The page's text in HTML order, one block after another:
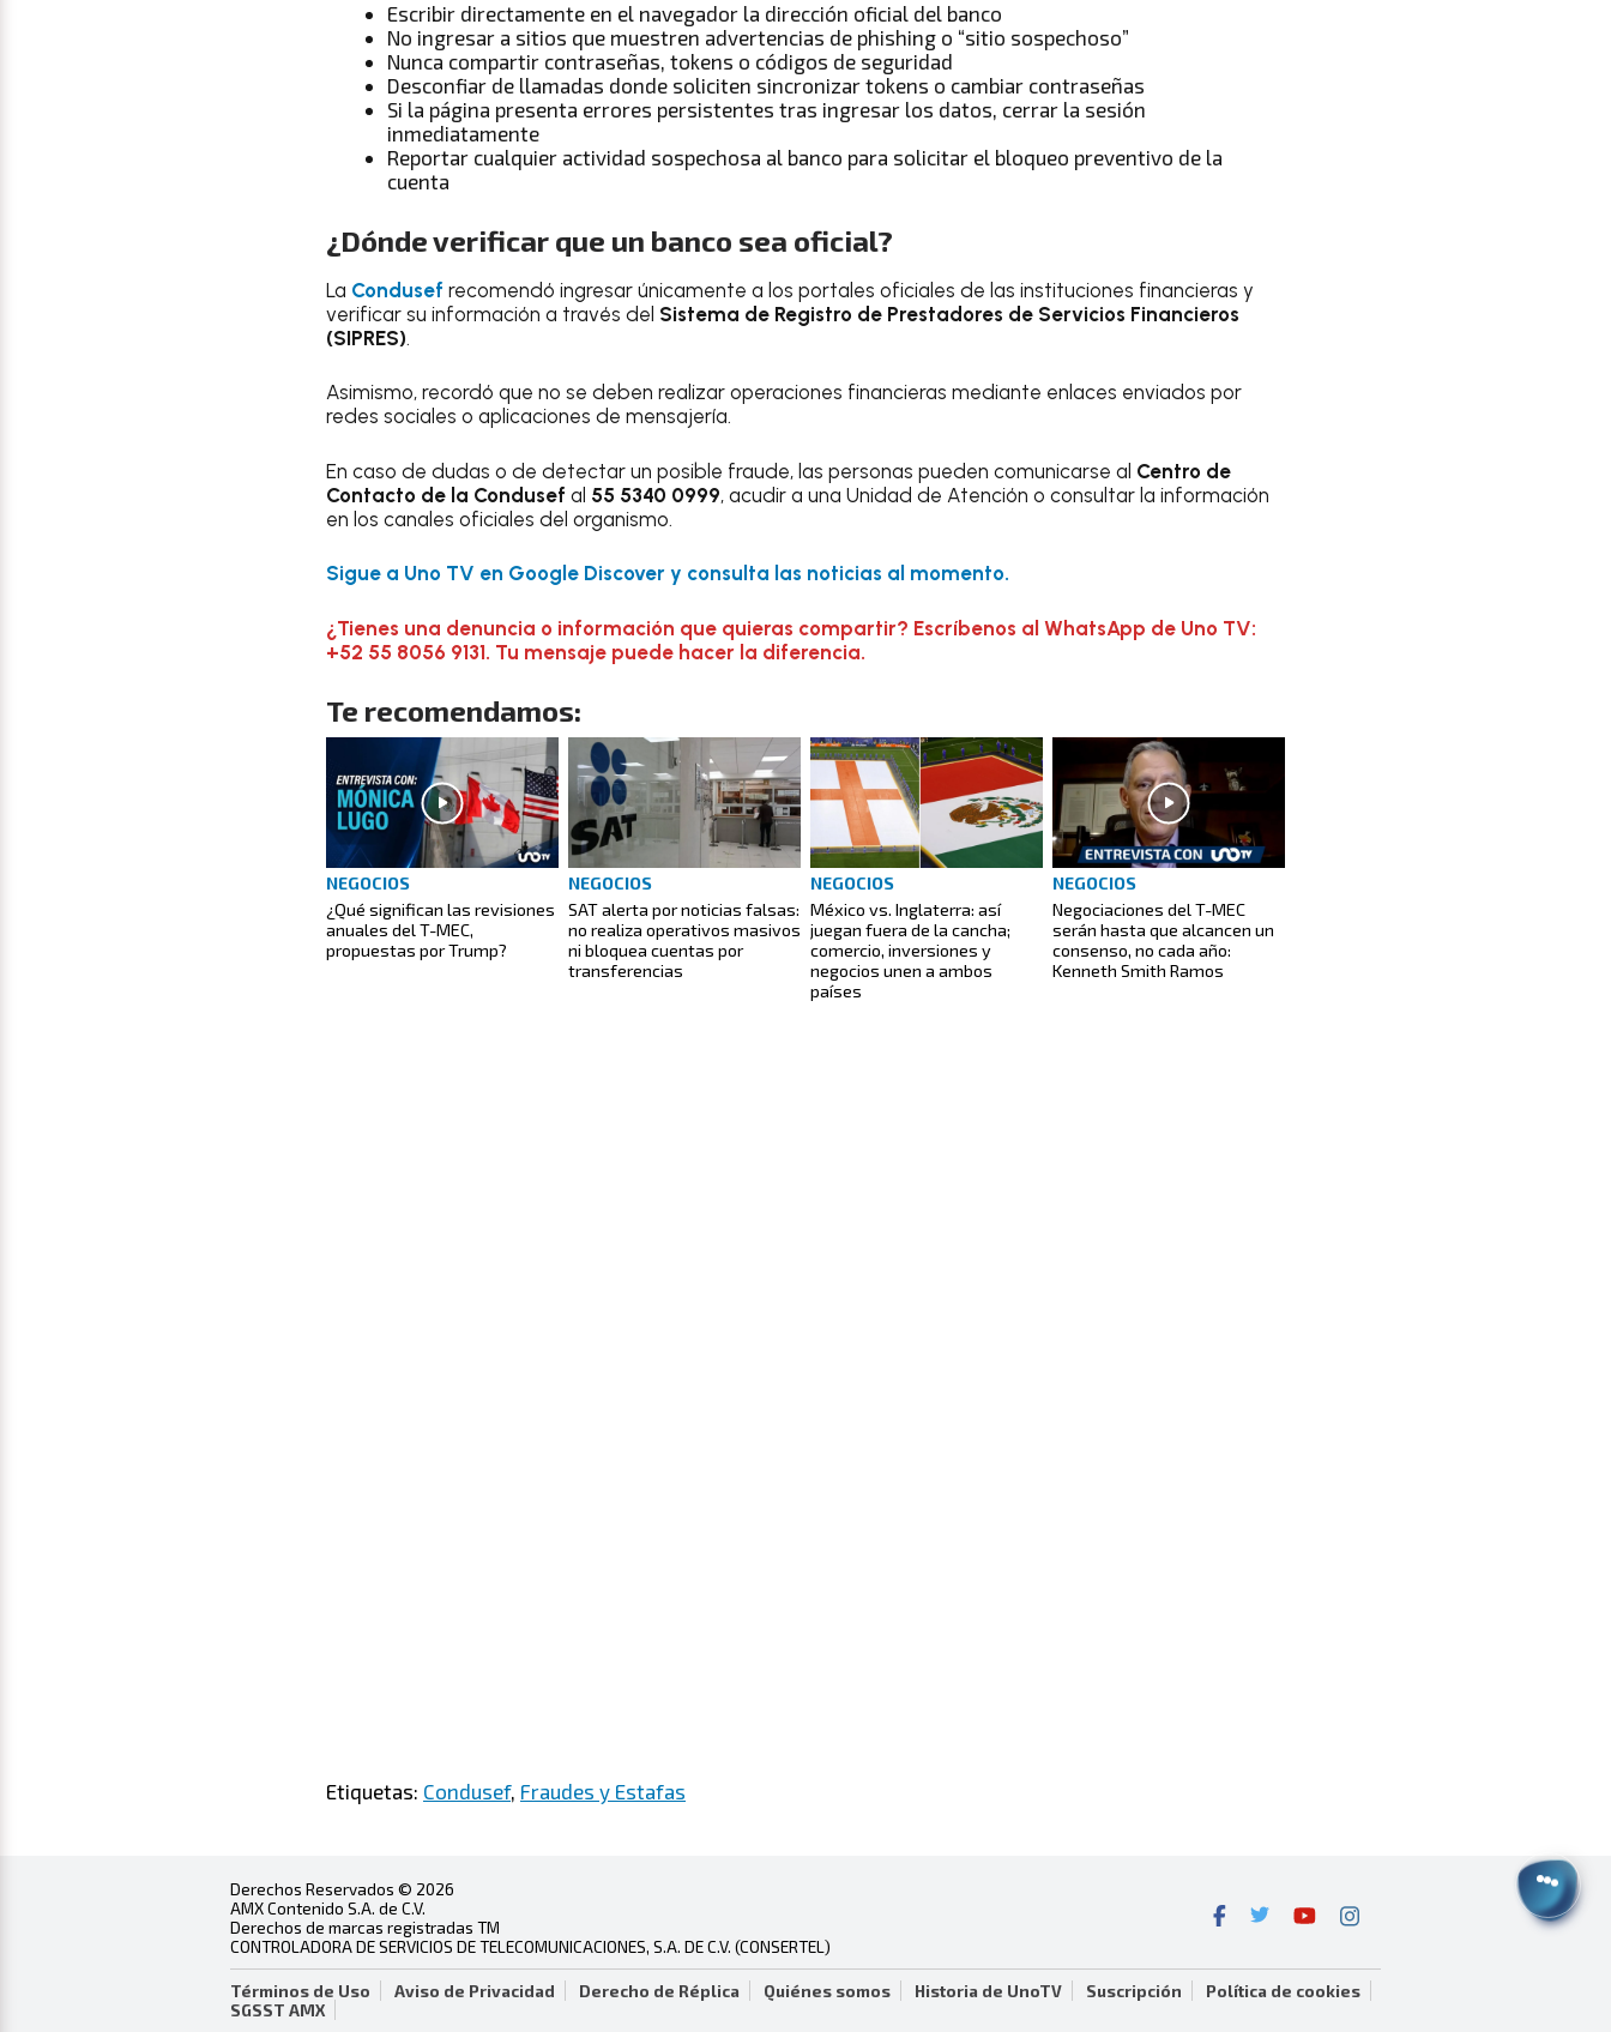
Escribir directamente en el navegador la dirección oficial del banco
No ingresar a sitios que muestren advertencias de phishing o “sitio sospechoso”
Nunca compartir contraseñas, tokens o códigos de seguridad
Desconfiar de llamadas donde soliciten sincronizar tokens o cambiar contraseñas
Si la página presenta errores persistentes tras ingresar los datos, cerrar la sesión
inmediatamente
Reportar cualquier actividad sospechosa al banco para solicitar el bloqueo preventivo de la
cuenta
¿Dónde verificar que un banco sea oficial?
La Condusef recomendó ingresar únicamente a los portales oficiales de las instituciones financieras y
verificar su información a través del Sistema de Registro de Prestadores de Servicios Financieros
(SIPRES).
Asimismo, recordó que no se deben realizar operaciones financieras mediante enlaces enviados por
redes sociales o aplicaciones de mensajería.
En caso de dudas o de detectar un posible fraude, las personas pueden comunicarse al Centro de
Contacto de la Condusef al 55 5340 0999, acudir a una Unidad de Atención o consultar la información
en los canales oficiales del organismo.
Sigue a Uno TV en Google Discover y consulta las noticias al momento.
¿Tienes una denuncia o información que quieras compartir? Escríbenos al WhatsApp de Uno TV:
+52 55 8056 9131. Tu mensaje puede hacer la diferencia.
Te recomendamos:
NEGOCIOS
¿Qué significan las revisiones
anuales del T-MEC,
propuestas por Trump?
NEGOCIOS
SAT alerta por noticias falsas:
no realiza operativos masivos
ni bloquea cuentas por
transferencias
NEGOCIOS
México vs. Inglaterra: así
juegan fuera de la cancha;
comercio, inversiones y
negocios unen a ambos
países
NEGOCIOS
Negociaciones del T-MEC
serán hasta que alcancen un
consenso, no cada año:
Kenneth Smith Ramos
Etiquetas: Condusef, Fraudes y Estafas
Derechos Reservados © 2026
AMX Contenido S.A. de C.V.
Derechos de marcas registradas TM
CONTROLADORA DE SERVICIOS DE TELECOMUNICACIONES, S.A. DE C.V. (CONSERTEL)
Términos de Uso Aviso de Privacidad Derecho de Réplica Quiénes somos Historia de UnoTV Suscripción
Política de cookies
SGSST AMX